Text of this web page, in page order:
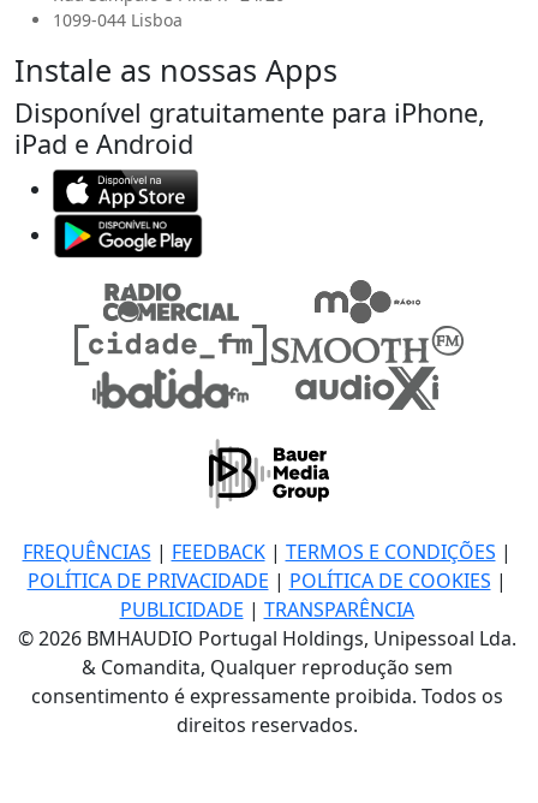
1099-044 Lisboa
Instale as nossas Apps
Disponível gratuitamente para iPhone,
iPad e Android
FREQUÊNCIAS | FEEDBACK| TERMOS E CONDIÇÕES |
POLÍTICA DE PRIVACIDADE | POLÍTICA DE COOKIES |
PUBLICIDADE | TRANSPARÊNCIA
© 2026 BMHAUDIO Portugal Holdings, Unipessoal Lda.
& Comandita, Qualquer reprodução sem
consentimento é expressamente proibida. Todos os
direitos reservados.